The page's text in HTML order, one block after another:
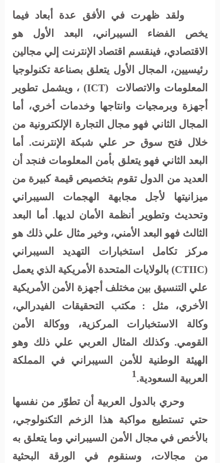
ولقد ظهرت في الأفق عدة أبعاد فيما
يخص الفضاء السيبراني، البعد الأول هو
الاقتصادي، فينقسم اقتصاد الإنترنت إلي مجالين
رئيسيين، المجال الأول يتعلق بصناعة تكنولوجيا
المعلومات والاتصالات
(ICT) ، ويشمل تطوير
أجهزة وبرمجيات وانتاجها وخدمات أخري، أما
المجال الثاني فهو مجال التجارة الإلكترونية من
خلال فتح سوق حر علي شبكة الإنترنت. أما
البعد الثاني فهو يتعلق بأمن المعلومات فنجد أن
العديد من الدول تقوم بتخصيص قيمة كبيرة من
ميزانيتها لأجل مجابهة الهجمات السيبراني
وتحديث وتطوير أنظمة الأمان لديها. أما البعد
الثالث فهو البعد الأمني، وخير مثال علي ذلك هو
مركز تكامل استخبارات التهديد السيبراني
(
CTIIC) بالولايات المتحدة الأمريكية الذي يعمل
علي التنسيق بين مختلف أجهزة الأمن الأمريكية
الأخري، مثل : مكتب التحقيقات الفيدرالي،
وكالة الاستخبارات المركزية، ووكالة الأمن
القومي. وكذلك المثال العربي علي ذلك وهو
الهيئة الوطنية للأمن السيبراني في المملكة
العربية السعودية.1
وحري بالدول العربية أن تطوّر من نفسها
حتي تستطيع مواكبة هذا الزخم التكنولوجي،
بالأخص في مجال الأمن السيبراني وما يتعلق به
من مجالات، وسنقوم في الورقة البحثية